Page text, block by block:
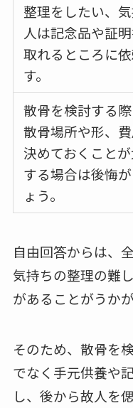
整理をしたい、
人は記念品や証
取れるところに
す。
散骨を検討する
散骨場所や形、
決めておくこと
する場合は後悔
ょう。
自由回答からは、
気持ちの整理の難
があることがうかが
そのため、散骨を
でなく手元供養や
し、後から故人を